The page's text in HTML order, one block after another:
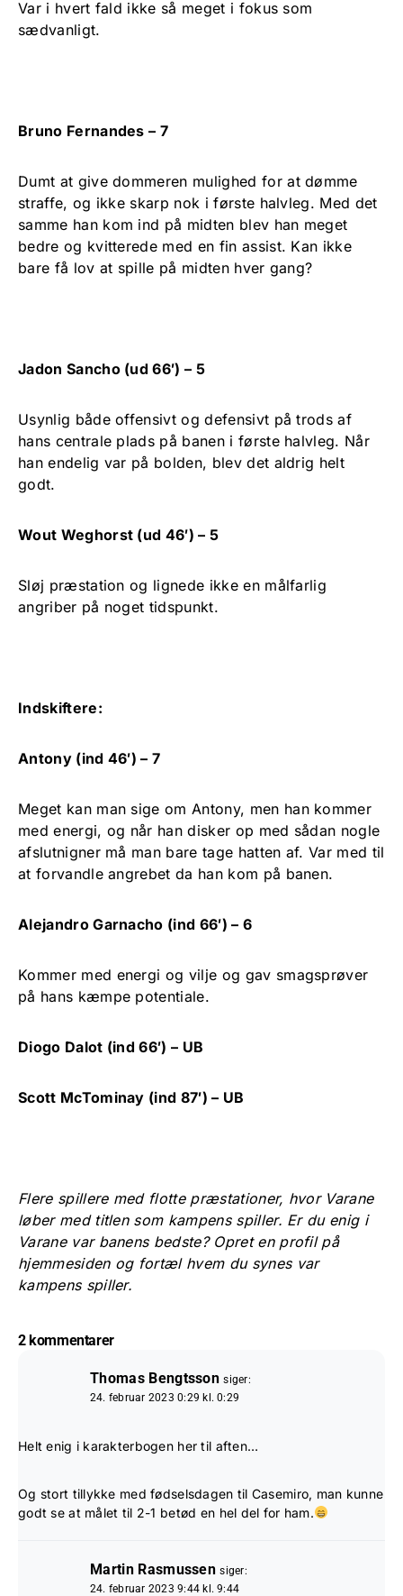
Var i hvert fald ikke så meget i fokus som
sædvanligt.
Bruno Fernandes – 7
Dumt at give dommeren mulighed for at dømme
straffe, og ikke skarp nok i første halvleg. Med det
samme han kom ind på midten blev han meget
bedre og kvitterede med en fin assist. Kan ikke
bare få lov at spille på midten hver gang?
Jadon Sancho (ud 66′) – 5
Usynlig både offensivt og defensivt på trods af
hans centrale plads på banen i første halvleg. Når
han endelig var på bolden, blev det aldrig helt
godt.
Wout Weghorst (ud 46′) – 5
Sløj præstation og lignede ikke en målfarlig
angriber på noget tidspunkt.
Indskiftere:
Antony (ind 46′) – 7
Meget kan man sige om Antony, men han kommer
med energi, og når han disker op med sådan nogle
afslutnigner må man bare tage hatten af. Var med til
at forvandle angrebet da han kom på banen.
Alejandro Garnacho (ind 66′) – 6
Kommer med energi og vilje og gav smagsprøver
på hans kæmpe potentiale.
Diogo Dalot (ind 66′) – UB
Scott McTominay (ind 87′) – UB
Flere spillere med flotte præstationer, hvor Varane
løber med titlen som kampens spiller. Er du enig i
Varane var banens bedste? Opret en profil på
hjemmesiden og fortæl hvem du synes var
kampens spiller.
2 kommentarer
Thomas Bengtsson siger:
24. februar 2023 0:29 kl. 0:29
Helt enig i karakterbogen her til aften…
Og stort tillykke med fødselsdagen til Casemiro, man kunne
godt se at målet til 2-1 betød en hel del for ham.
Martin Rasmussen siger:
24. februar 2023 9:44 kl. 9:44